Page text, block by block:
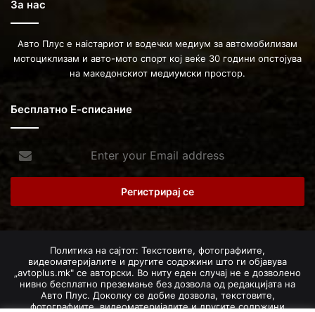
За нас
Авто Плус е наістариот и водечки медиум за автомобилизам
мотоциклизам и авто-мото спорт кој веќе 30 години опстојува
на македонскиот медиумски простор.
Бесплатно Е-списание
your
Email
Политика на сајтот: Текстовите, фотографиите,
видеоматеријалите и другите содржини што ги објавува
„avtoplus.mk" се авторски. Во ниту еден случај не е дозволено
нивно бесплатно преземање без дозвола од редакцијата на
Авто Плус. Доколку се добие дозвола, текстовите,
фотографиите, видеоматеријалите и другите содржини